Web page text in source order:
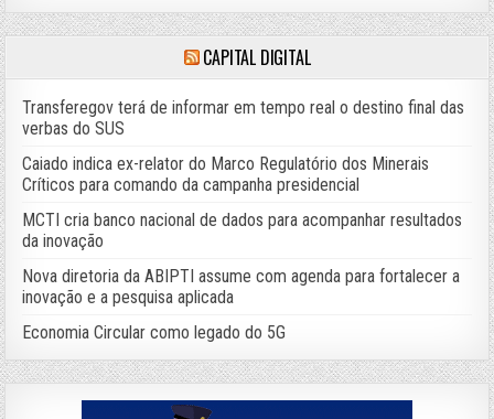
CAPITAL DIGITAL
Transferegov terá de informar em tempo real o destino final das
verbas do SUS
Caiado indica ex-relator do Marco Regulatório dos Minerais
Críticos para comando da campanha presidencial
MCTI cria banco nacional de dados para acompanhar resultados
da inovação
Nova diretoria da ABIPTI assume com agenda para fortalecer a
inovação e a pesquisa aplicada
Economia Circular como legado do 5G